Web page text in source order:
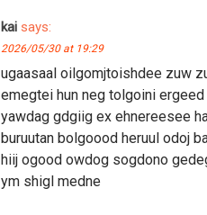
kai says:
2026/05/30 at 19:29
ugaasaal oilgomjtoishdee zuw
emegtei hun neg tolgoini
yawdag gdgiig ex ehnereesee
buruutan bolgoood heruul odoj
hiij ogood owdog sogdono
ym shigl medne